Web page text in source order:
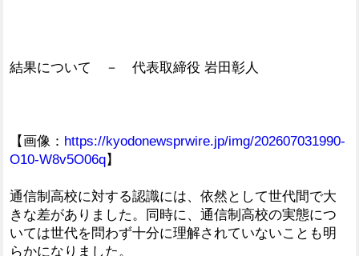
結果について － 代表取締役 岩田彰人
【画像： https://kyodonewsprwire.jp/img/202607031990-
O10-W8v5O06q】
通信制高校に対する認識には、依然として世代間で大
きな差がありました。同時に、通信制高校の実態につ
いては世代を問わず十分に理解されていないことも明
らかになりました。